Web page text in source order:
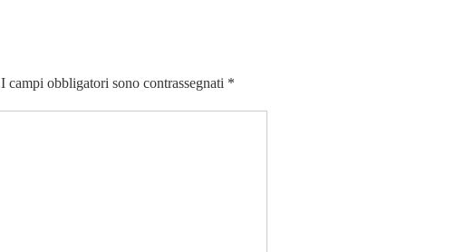
I campi obbligatori sono contrassegnati *